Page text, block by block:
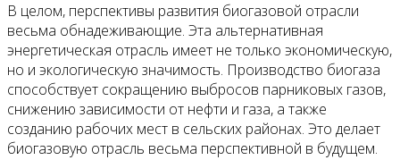
В целом, перспективы развития биогазовой отрасли
весьма обнадеживающие. Эта альтернативная
энергетическая отрасль имеет не только экономическую,
но и экологическую значимость. Производство биогаза
способствует сокращению выбросов парниковых газов,
снижению зависимости от нефти и газа, а также
созданию рабочих мест в сельских районах. Это делает
биогазовую отрасль весьма перспективной в будущем.